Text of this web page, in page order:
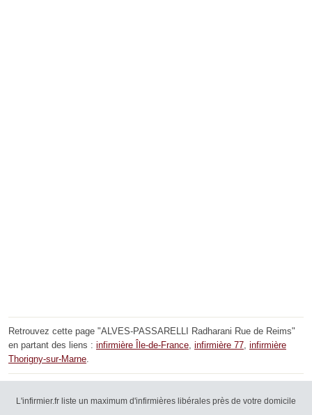
Retrouvez cette page "ALVES-PASSARELLI Radharani Rue de Reims"
en partant des liens : infirmière Île-de-France, infirmière 77, infirmière
Thorigny-sur-Marne.
L'infirmier.fr liste un maximum d'infirmières libérales près de votre domicile